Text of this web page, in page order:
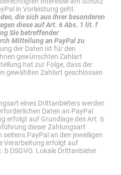
in Vorleistung geht.
die sich aus Ihrer besonderen
diese auf Art. 6 Abs. 1 lit. f
Sie betreffender
Mitteilung an PayPal zu
der Daten ist für den
gewünschten Zahlart
hat zur Folge, dass der
gewählten Zahlart geschlossen
eines Drittanbieters werden
Daten an PayPal
erfolgt auf Grundlage des Art. 6
dieser Zahlungsart
PayPal an den jeweiligen
Verarbeitung erfolgt auf
b DSGVO. Lokale Drittanbieter